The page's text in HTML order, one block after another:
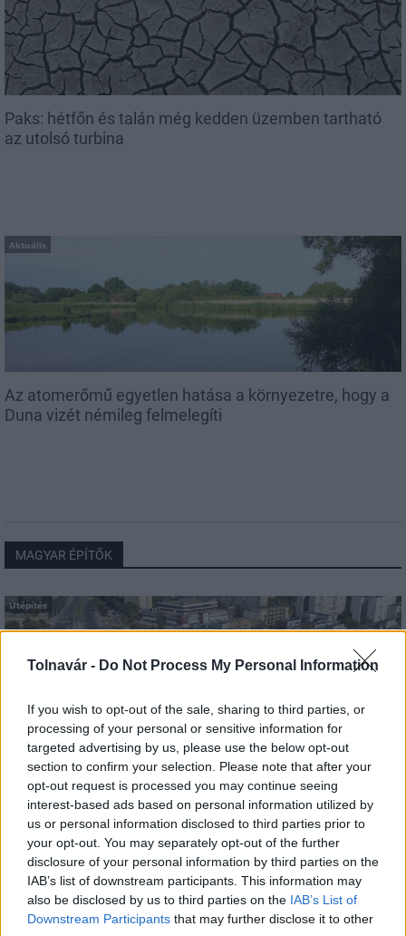
Tolnavár - Do Not Process My Personal Information
If you wish to opt-out of the sale, sharing to third parties, or
processing of your personal or sensitive information for
targeted advertising by us, please use the below opt-out
section to confirm your selection. Please note that after your
opt-out request is processed you may continue seeing
interest-based ads based on personal information utilized by
us or personal information disclosed to third parties prior to
your opt-out. You may separately opt-out of the further
disclosure of your personal information by third parties on the
IAB’s list of downstream participants. This information may
also be disclosed by us to third parties on the IAB’s List of
Downstream Participants that may further disclose it to other
Paks: hétfőn és talán még kedden üzemben tartható
az utolsó turbina
Aktuális
Az atomerőmű egyetlen hatása a környezetre, hogy a
Duna vizét némileg felmelegíti
MAGYAR ÉPÍTŐK
Útépítés
HE-DO BKK KM Építő Kft. Főmterv Mérnöki Tervező Zrt.
Látványos építési szakasz indult be a Flórián téri
felüljárón
A tartós nyári hőség jelentős kihívás elé állítja a KM Építőt,